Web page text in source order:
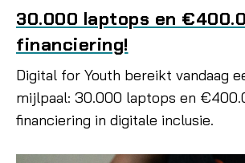
30.000 laptops en
financiering!
Digital for Youth bereikt vandaag
mijlpaal: 30.000 laptops en
financiering in digitale inclusie.